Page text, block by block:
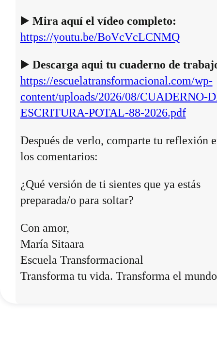
▶️ Mira aquí el vídeo completo:
https://youtu.be/BoVcVcLCNMQ
▶️ Descarga aqui tu cuaderno de
https://escuelatransformacional.com/wp-
content/uploads/2026/08/CUADERNO-
ESCRITURA-POTAL-88-2026.pdf
Después de verlo, comparte tu reflexión
los comentarios:
¿Qué versión de ti sientes que ya estás
preparada/o para soltar?
Con amor,
María Sitaara
Escuela Transformacional
Transforma tu vida. Transforma el